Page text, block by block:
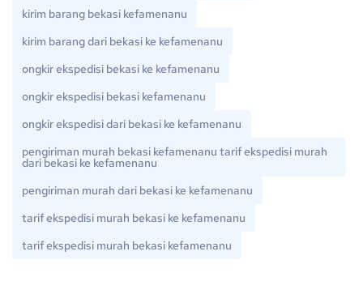
kirim barang bekasi kefamenanu
kirim barang dari bekasi ke kefamenanu
ongkir ekspedisi bekasi ke kefamenanu
ongkir ekspedisi bekasi kefamenanu
ongkir ekspedisi dari bekasi ke kefamenanu
pengiriman murah bekasi kefamenanu tarif ekspedisi murah
dari bekasi ke kefamenanu
pengiriman murah dari bekasi ke kefamenanu
tarif ekspedisi murah bekasi ke kefamenanu
tarif ekspedisi murah bekasi kefamenanu